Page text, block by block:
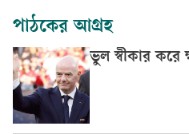
পাঠকের আগ্রহ
ভুল স্বীকার করে